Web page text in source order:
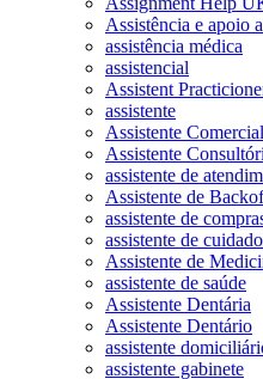
Assistência e apoio
assistência médica
assistencial
Assistent
assistente
Assistente Comercial
Assistente
assistente de
Assistente de
assistente de
assistente de
Assistente de
assistente de saúde
Assistente Dentária
Assistente Dentário
assistente
assistente gabinete